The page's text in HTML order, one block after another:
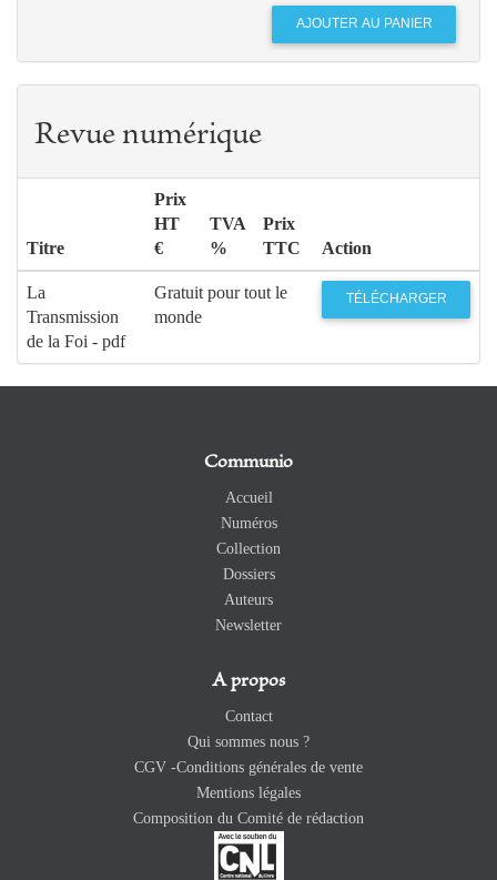
Revue numérique
Titre
Prix
HT
€
TVA
%
Prix
TTC
Action
La
Transmission
de la Foi - pdf
Gratuit pour tout le
monde
TÉLÉCHARGER
Communio
Accueil
Numéros
Collection
Dossiers
Auteurs
Newsletter
A propos
Contact
Qui sommes nous ?
CGV -Conditions générales de vente
Mentions légales
Composition du Comité de rédaction